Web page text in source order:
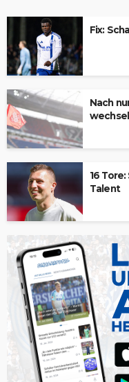
Fix:
Nach
16
Talent